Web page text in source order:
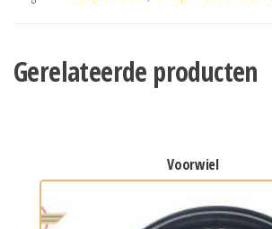
Gerelateerde producten
voorwiel